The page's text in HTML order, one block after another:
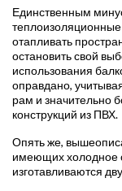
Единственным
теплоизоляционные
отапливать
остановить свой
использования
оправдано,
рам и значительно
конструкций из ПВХ.
Опять же,
имеющих холодное
изготавливаются